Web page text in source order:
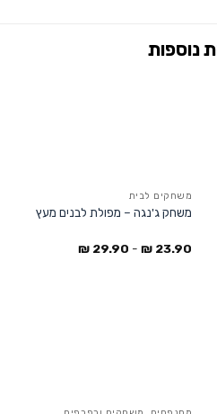
משחקים לבית
משחק ג'נגה – מפולת לבנים מעץ
23.90
₪
-
29.90
₪